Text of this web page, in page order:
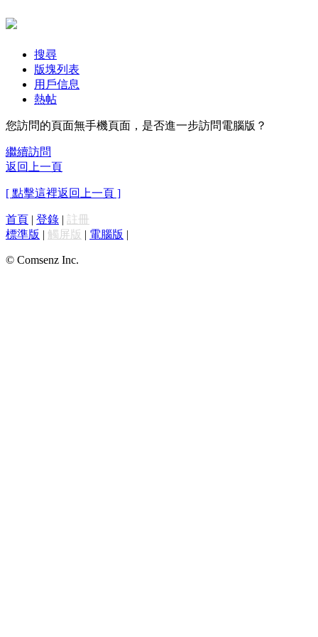
搜尋
版塊列表
用戶信息
熱帖
您訪問的頁面無手機頁面，是否進一步訪問電腦版？
繼續訪問
返回上一頁
[ 點擊這裡返回上一頁 ]
首頁 | 登錄 | 註冊
標準版 | 觸屏版 | 電腦版 |
© Comsenz Inc.